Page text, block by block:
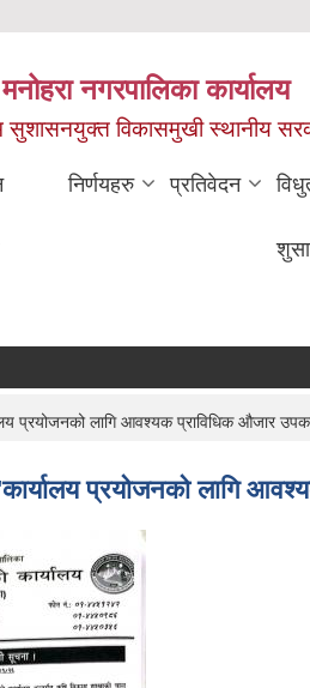
नगरपालिका कार्यालय
विकासमुखी स्थानीय
निर्णयहरु प्रतिवेदन
प्रयोजनको लागि आवश्यक प्राविधिक औजार
प्रयोजनको लागि